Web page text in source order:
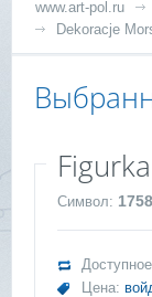
www.art-pol.ru
Dekoracje
Символ:
Цена: